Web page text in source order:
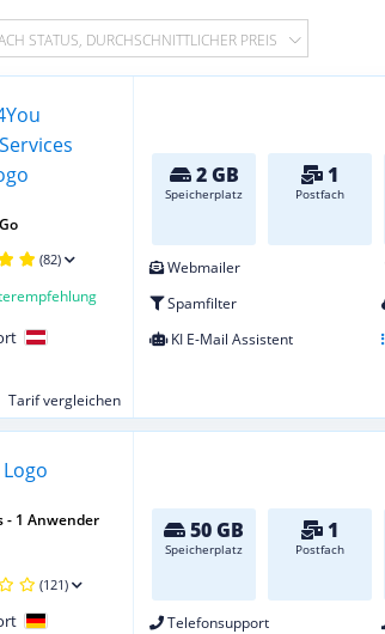
STATUS, DURCHSCHNITTLICHER PREIS
2 GB
Speicherplatz
1
Postfach
Webmailer
Spamfilter
KI E-Mail Assistent
Tarif vergleichen
(82)
50 GB
Speicherplatz
1
Postfach
Telefonsupport
- 1 Anwender
(121)